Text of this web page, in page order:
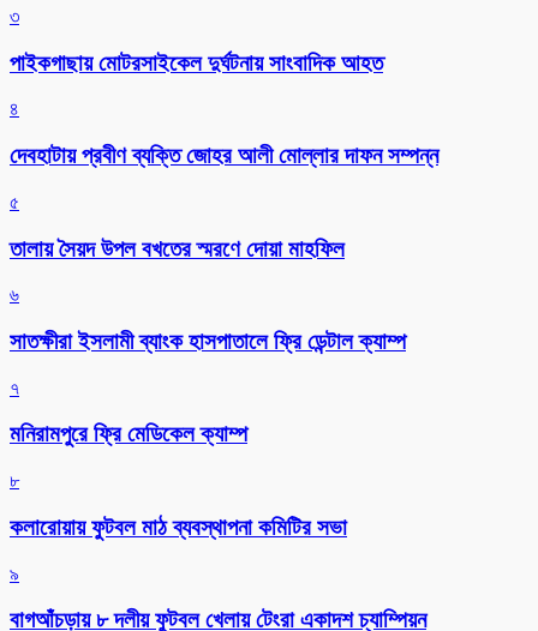
৩
পাইকগাছায় মোটরসাইকেল দুর্ঘটনায় সাংবাদিক আহত
৪
দেবহাটায় প্রবীণ ব্যক্তি জোহর আলী মোল্লার দাফন সম্পন্ন
৫
তালায় সৈয়দ উপল বখতের স্মরণে দোয়া মাহফিল
৬
সাতক্ষীরা ইসলামী ব্যাংক হাসপাতালে ফ্রি ডেন্টাল ক্যাম্প
৭
মনিরামপুরে ফ্রি মেডিকেল ক্যাম্প
৮
কলারোয়ায় ফুটবল মাঠ ব্যবস্থাপনা কমিটির সভা
৯
বাগআঁচড়ায় ৮ দলীয় ফুটবল খেলায় টেংরা একাদশ চ্যাম্পিয়ন